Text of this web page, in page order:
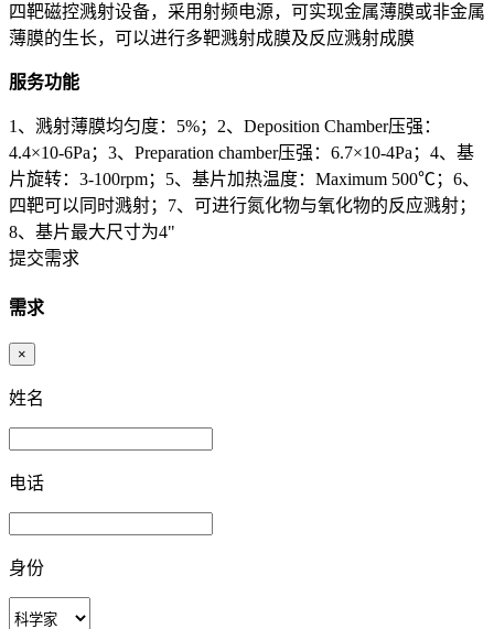
四靶磁控溅射设备，采用射频电源，可实现金属薄膜或非金属
薄膜的生长，可以进行多靶溅射成膜及反应溅射成膜
服务功能
1、溅射薄膜均匀度：5%；2、Deposition Chamber压强：
4.4×10-6Pa；3、Preparation chamber压强：6.7×10-4Pa；4、基
片旋转：3-100rpm；5、基片加热温度：Maximum 500℃；6、
四靶可以同时溅射；7、可进行氮化物与氧化物的反应溅射；
8、基片最大尺寸为4"
提交需求
需求
×
姓名
电话
身份